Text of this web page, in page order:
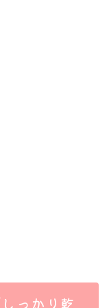
っかり乾